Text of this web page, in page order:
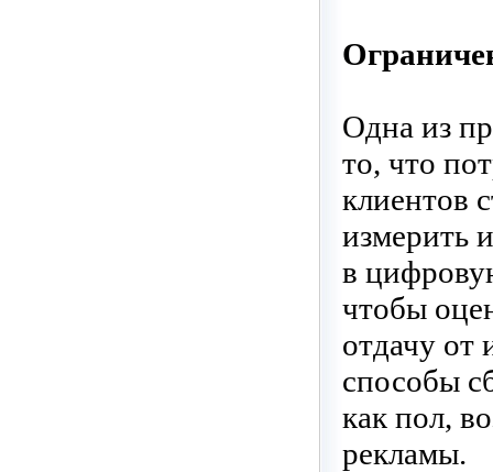
Одна из
то, что
клиентов
измерить
в
чтобы
отдачу от
способы
как пол,
рекламы.